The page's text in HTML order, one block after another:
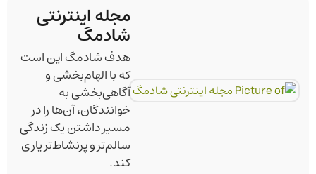
مجله اینترنتی
شادمگ
هدف شادمگ این است
که با الهام‌بخشی و
آگاهی‌بخشی به
خوانندگان، آن‌ها را در
مسیر داشتن یک زندگی
سالم‌تر و پرنشاط‌تر یاری
کند.